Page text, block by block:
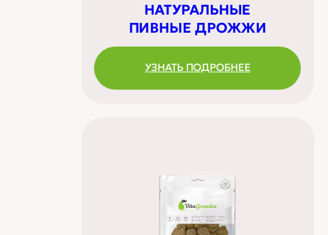
НАТУРАЛЬНЫЕ
ПИВНЫЕ ДРОЖЖИ
УЗНАТЬ ПОДРОБНЕЕ